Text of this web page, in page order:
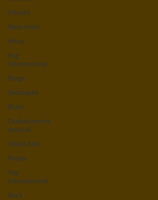
Infantil
Mais vistos
Hinos
Pop
Internacional
Brega
Destaques
Blues
Conhecimento
musical
Violão Solo
Poesia
Pop
Internacional
Rock